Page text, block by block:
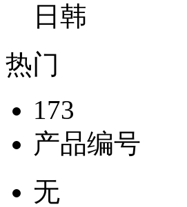
日韩
热门
173
产品编号
无